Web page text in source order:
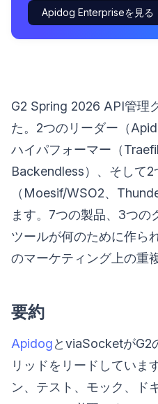
Apidog Enterpriseを見る
G2 Spring 2026 API管理
た。2つのリーダー（
ハイパフォーマー（
Backendless）、そして
（Moesif/WSO2、
ます。7つの製品、3つの
ツールが何のために作ら
のマーケティング上の重
要約
ApidogとviaSocketがG2
リッドをリードしていま
ン、テスト、モック、ド